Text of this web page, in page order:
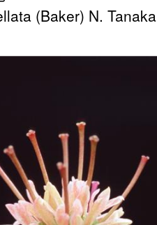
(Baker) N. Tanaka